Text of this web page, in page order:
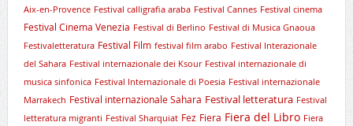
Aix-en-Provence Festival calligrafia araba Festival Cannes Festival cinema
Festival Cinema Venezia Festival di Berlino Festival di Musica Gnaoua
Festivaletteratura Festival Film festival film arabo Festival Interazionale
del Sahara Festival internazionale dei Ksour Festival internazionale di
musica sinfonica Festival Internazionale di Poesia Festival internazionale
Marrakech Festival internazionale Sahara Festival letteratura Festival
letteratura migranti Festival Sharquiat Fez Fiera Fiera del Libro Fiera